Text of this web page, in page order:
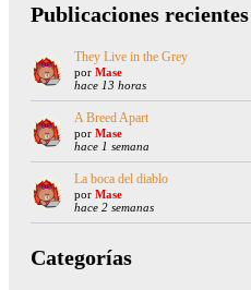
Publicaciones
They Live in the Grey
por Mase
hace 13 horas
A Breed Apart
por Mase
hace 1 semana
La boca del diablo
por Mase
hace 2 semanas
Categorías